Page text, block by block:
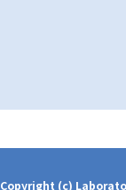
Copyright (c)